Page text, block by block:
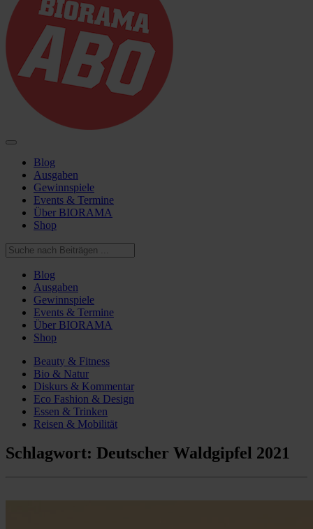
Blog
Ausgaben
Gewinnspiele
Events & Termine
Über BIORAMA
Shop
Blog
Ausgaben
Gewinnspiele
Events & Termine
Über BIORAMA
Shop
Beauty & Fitness
Bio & Natur
Diskurs & Kommentar
Eco Fashion & Design
Essen & Trinken
Reisen & Mobilität
Schlagwort: Deutscher Waldgipfel 2021